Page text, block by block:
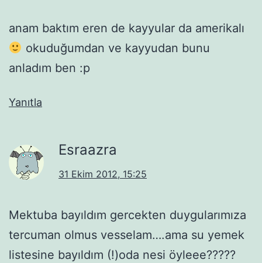
anam baktım eren de kayyular da amerikalı
okuduğumdan ve kayyudan bunu
anladım ben :p
Yanıtla
Esraazra
31 Ekim 2012, 15:25
Mektuba bayıldım gercekten duygularımıza
tercuman olmus vesselam….ama su yemek
listesine bayıldım (!)oda nesi öyleee?????